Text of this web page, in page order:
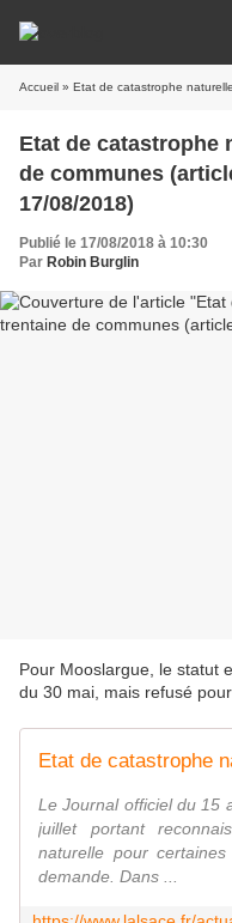
Accueil » Etat de catastrophe naturelle pour
Etat de catastrophe
de communes
17/08/2018)
Publié le 17/08/2018 à 10:30
Par Robin Burglin
Pour Mooslargue, le statut
du 30 mai, mais refusé
Le Journal officiel du 15
juillet portant
naturelle pour
demande. Dans ...